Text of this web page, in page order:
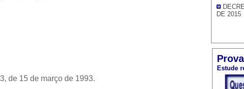
DE 2015
Estude
de 15 de março de 1993.